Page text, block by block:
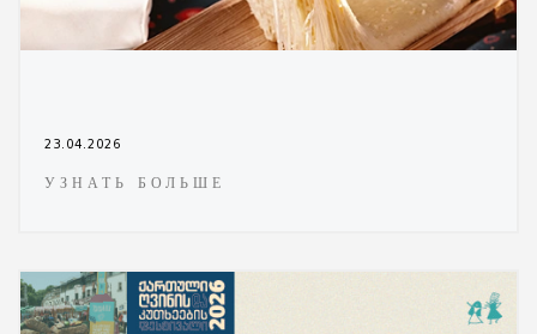
23.04.2026
УЗНАТЬ БОЛЬШЕ